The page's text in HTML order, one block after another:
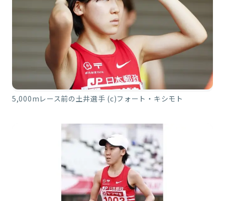
5,000mレース前の土井選手 (c)フォート・キシモト